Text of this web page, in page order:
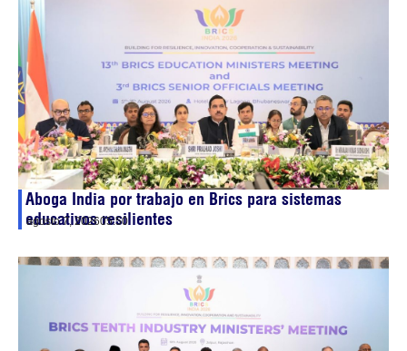
Aboga India por trabajo en Brics para sistemas
educativos resilientes
agosto 7, 202605:50